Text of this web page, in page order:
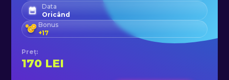
Data
Oricând
Bonus
+17
Preț:
170 LEI